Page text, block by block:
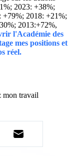
2023: +38%;
+79%; 2018: +21%;
2013:+72%,
l'Académie des
mes positions et
réel.
mon travail